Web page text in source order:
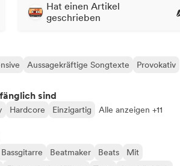
Hat einen Artikel
geschrieben
Aussagekräftige Songtexte
Provokativ
sind
Hardcore Einzigartig Alle anzeigen +11
Bassgitarre Beatmaker Beats
Mit